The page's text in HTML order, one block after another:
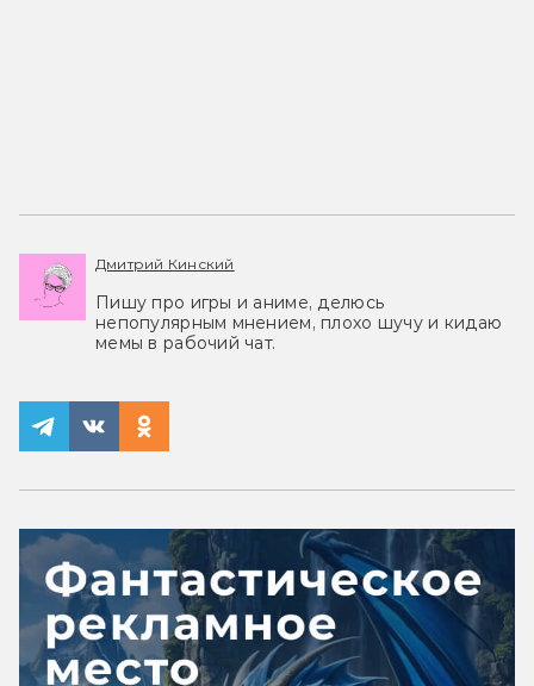
Дмитрий Кинский
Пишу про игры и аниме, делюсь
непопулярным мнением, плохо шучу и кидаю
мемы в рабочий чат.